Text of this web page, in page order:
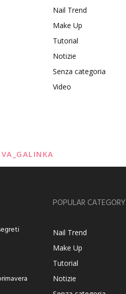
Nail Trend
Make Up
Tutorial
Notizie
Senza categoria
Video
POPULAR CATEGORY
Nail Trend
Make Up
Tutorial
Notizie